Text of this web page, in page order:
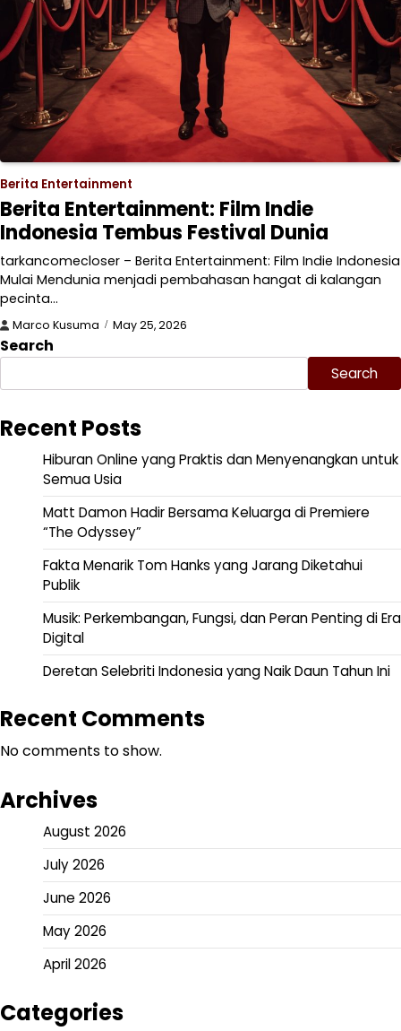
Berita Entertainment
Berita Entertainment: Film Indie
Indonesia Tembus Festival Dunia
tarkancomecloser – Berita Entertainment: Film Indie Indonesia
Mulai Mendunia menjadi pembahasan hangat di kalangan
pecinta…
Marco Kusuma May 25, 2026
Search
Search
Recent Posts
Hiburan Online yang Praktis dan Menyenangkan untuk
Semua Usia
Matt Damon Hadir Bersama Keluarga di Premiere
“The Odyssey”
Fakta Menarik Tom Hanks yang Jarang Diketahui
Publik
Musik: Perkembangan, Fungsi, dan Peran Penting di Era
Digital
Deretan Selebriti Indonesia yang Naik Daun Tahun Ini
Recent Comments
No comments to show.
Archives
August 2026
July 2026
June 2026
May 2026
April 2026
Categories